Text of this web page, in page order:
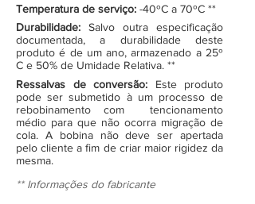
Temperatura de serviço: -40ºC a 70ºC **
Durabilidade: Salvo outra especificação
documentada, a durabilidade deste
produto é de um ano, armazenado a 25º
C e 50% de Umidade Relativa. **
Ressalvas de conversão: Este produto
pode ser submetido à um processo de
rebobinamento com tencionamento
médio para que não ocorra migração de
cola. A bobina não deve ser apertada
pelo cliente a fim de criar maior rigidez da
mesma.
** Informações do fabricante